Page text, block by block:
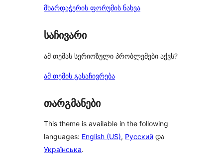
მხარდაჭერის ფორუმის ნახვა
საჩივარი
ამ თემას სერიოზული პრობლემები აქვს?
ამ თემის გასაჩივრება
თარგმანები
This theme is available in the following
languages: English (US), Русский და
Українська.